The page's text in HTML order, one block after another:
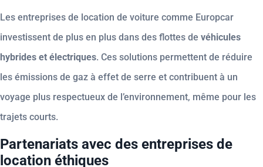
Les entreprises de location de voiture comme Europcar
investissent de plus en plus dans des flottes de véhicules
hybrides et électriques. Ces solutions permettent de réduire
les émissions de gaz à effet de serre et contribuent à un
voyage plus respectueux de l’environnement, même pour les
trajets courts.
Partenariats avec des entreprises de
location éthiques